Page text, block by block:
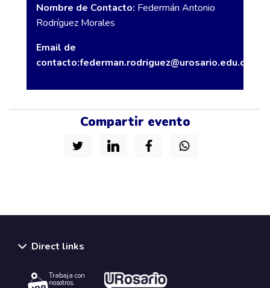
Nombre de Contacto: Federmán Antonio
Rodríguez Morales
Email de
contacto:federman.rodriguez@urosario.edu.co
Compartir evento
Direct links
Trabaja con
nosotros.